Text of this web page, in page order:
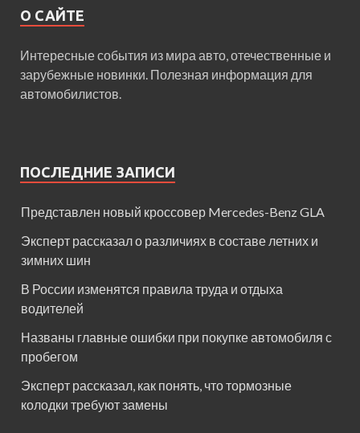
О САЙТЕ
Интересные события из мира авто, отечественные и
зарубежные новинки. Полезная информация для
автомобилистов.
ПОСЛЕДНИЕ ЗАПИСИ
Представлен новый кроссовер Mercedes-Benz GLA
Эксперт рассказал о различиях в составе летних и
зимних шин
В России изменятся правила труда и отдыха
водителей
Названы главные ошибки при покупке автомобиля с
пробегом
Эксперт рассказал, как понять, что тормозные
колодки требуют замены